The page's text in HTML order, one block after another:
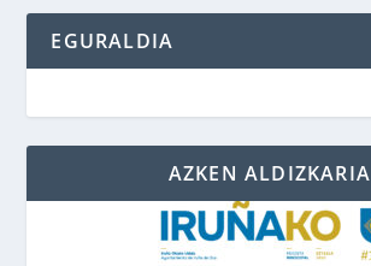
EGURALDIA
AZKEN ALDIZKARIA